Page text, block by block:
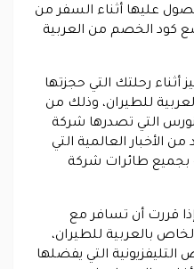
عليها أثناء السفر من
كود الخصم من العربية
رحلتك التي حجزتها
للطيران، وذلك من
التي تصدرها شركة
الأخبار العالمية التي
بجميع طائرات شركة
قررت أن تسافر مع
بالعربية للطيران،
التي يفضلها